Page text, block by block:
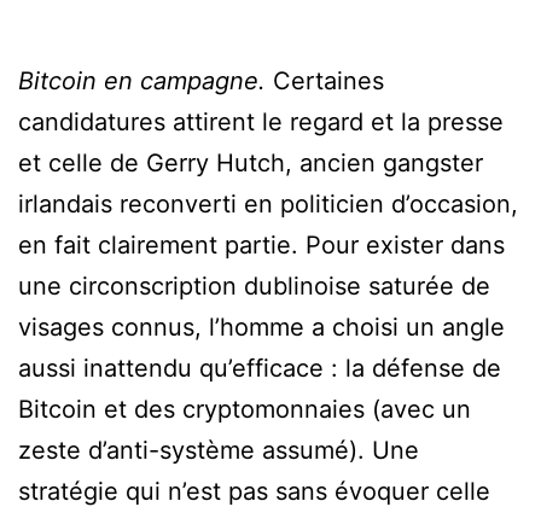
Bitcoin en campagne. Certaines
candidatures attirent le regard et la presse
et celle de Gerry Hutch, ancien gangster
irlandais reconverti en politicien d’occasion,
en fait clairement partie. Pour exister dans
une circonscription dublinoise saturée de
visages connus, l’homme a choisi un angle
aussi inattendu qu’efficace : la défense de
Bitcoin et des cryptomonnaies (avec un
zeste d’anti-système assumé). Une
stratégie qui n’est pas sans évoquer celle